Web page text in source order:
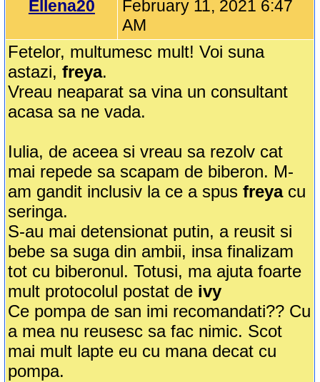
Ellena20
February 11, 2021 6:47
AM
Fetelor, multumesc mult! Voi suna
astazi,freya.
Vreau neaparat sa vina un consultant
acasa sa ne vada.
Iulia, de aceea si vreau sa rezolv cat
mai repede sa scapam de biberon. M-
am gandit inclusiv la ce a spusfreyacu
seringa.
S-au mai detensionat putin, a reusit si
bebe sa suga din ambii, insa finalizam
tot cu biberonul. Totusi, ma ajuta foarte
mult protocolul postat de ivy
Ce pompa de san imi recomandati?? Cu
a mea nu reusesc sa fac nimic. Scot
mai mult lapte eu cu mana decat cu
pompa.